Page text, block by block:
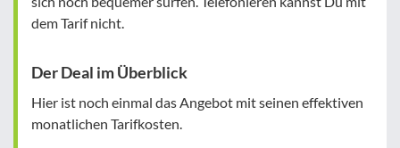
dem Tarif nicht.
Der Deal im Überblick
Hier ist noch einmal das Angebot mit seinen effektiven
monatlichen Tarifkosten.